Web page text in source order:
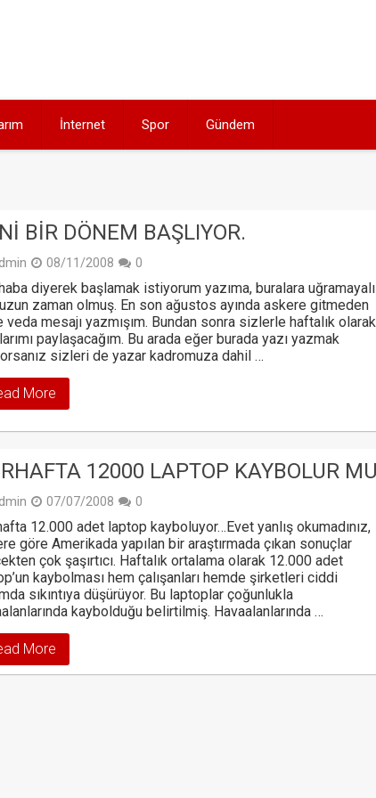
İnternet Spor Gündem
BIR DÖNEM BAŞLIYOR.
08/11/2008 0
diyerek başlamak istiyorum yazıma, buralara uğramayalı
zaman olmuş. En son ağustos ayında askere gitmeden
veda mesajı yazmışım. Bundan sonra sizlerle haftalık olarak
paylaşacağım. Bu arada eğer burada yazı yazmak
sizleri de yazar kadromuza dahil …
More
12000 LAPTOP KAYBOLUR
07/07/2008 0
12.000 adet laptop kayboluyor…Evet yanlış okumadınız,
göre Amerikada yapılan bir araştırmada çıkan sonuçlar
çok şaşırtıcı. Haftalık ortalama olarak 12.000 adet
kaybolması hem çalışanları hemde şirketleri ciddi
sıkıntıya düşürüyor. Bu laptoplar çoğunlukla
kaybolduğu belirtilmiş. Havaalanlarında …
More